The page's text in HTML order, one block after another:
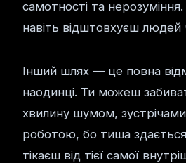
самотності та
навіть відштовхуєш людей
Інший шлях — це повна
наодинці. Ти можеш
хвилину шумом,
роботою, бо тиша
тікаєш від тієї самої